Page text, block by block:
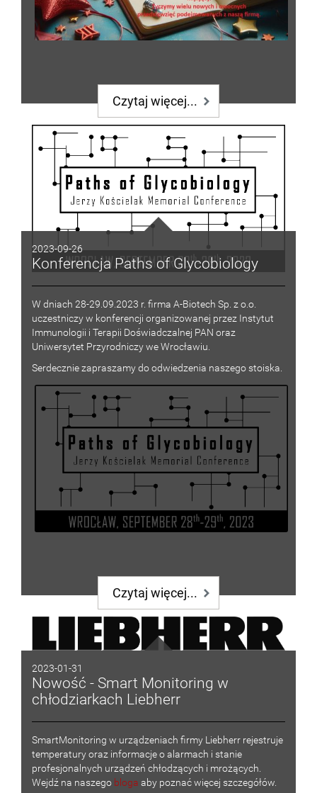
Czytaj więcej...
2023-09-26
Konferencja Paths of Glycobiology
W dniach 28-29.09.2023 r. firma A-Biotech Sp. z o.o.
uczestniczy w konferencji organizowanej przez Instytut
Immunologii i Terapii Doświadczalnej PAN oraz
Uniwersytet Przyrodniczy we Wrocławiu.
Serdecznie zapraszamy do odwiedzenia naszego stoiska.
Czytaj więcej...
2023-01-31
Nowość - Smart Monitoring w
chłodziarkach Liebherr
SmartMonitoring w urządzeniach firmy Liebherr rejestruje
temperatury oraz informacje o alarmach i stanie
profesjonalnych urządzeń chłodzących i mrożących.
Wejdź na naszego bloga aby poznać więcej szczegółów.